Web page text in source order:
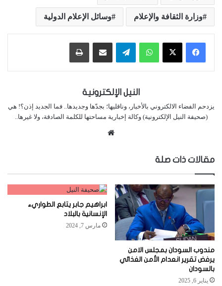
وزارة الثقافة والإعلام وسائل الإعلام الدولية
واتساب تيلقرام مشاركة عبر البريد طباعة
النيل الإلكترونية
يزدحم الفضاء الالكتروني بالأخبار، وناقليها؛ بجدّها وجديدها.. فما الجديد إذن؟! هي
(صحيفة النيل الإلكترونية) وكالة إخبارية مساحتها للكلمة الصادقة، ولا غيرها..
مقالات ذات صلة
مندوب السودان بمجلس الامن
يرفض تقرير انعدام الأمن الغذائي
بالسودان
يناير 6, 2025
ابراهيم جابر يتابع الطواريء
الإنسانية بالبلاد
مارس 7, 2024